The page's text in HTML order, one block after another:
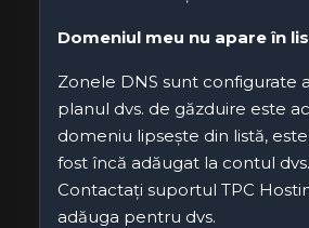
Domeniul meu nu apare în
Zonele DNS sunt configurate
planul dvs. de găzduire este
domeniu lipsește din listă,
fost încă adăugat la contul
Contactați suportul TPC
adăuga pentru dvs.